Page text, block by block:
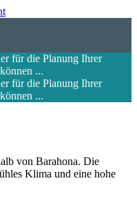
für die Planung Ihrer
...
für die Planung Ihrer
...
von Barahona. Die
Klima und eine hohe